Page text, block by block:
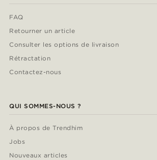
FAQ
Retourner un article
Consulter les options de livraison
Rétractation
Contactez-nous
QUI SOMMES-NOUS ?
À propos de Trendhim
Jobs
Nouveaux articles